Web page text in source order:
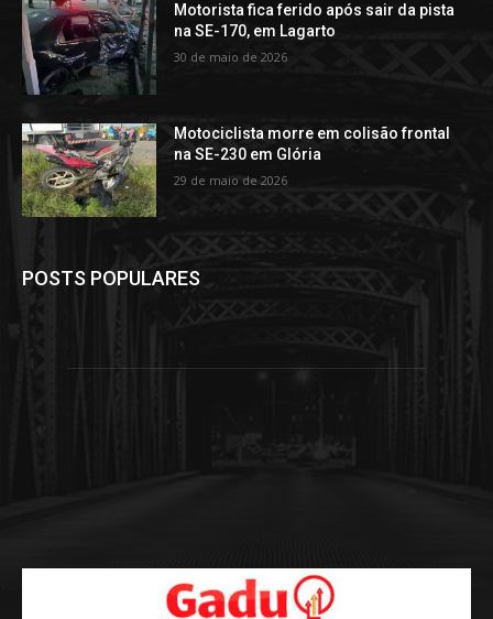
Motorista fica ferido após sair da pista
na SE-170, em Lagarto
30 de maio de 2026
Motociclista morre em colisão frontal
na SE-230 em Glória
29 de maio de 2026
POSTS POPULARES